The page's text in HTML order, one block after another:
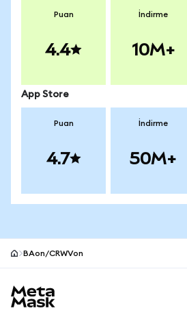
Puan
4.4
İndirme
10M+
App Store
Puan
4.7
İndirme
50M+
BAon/CRWVon